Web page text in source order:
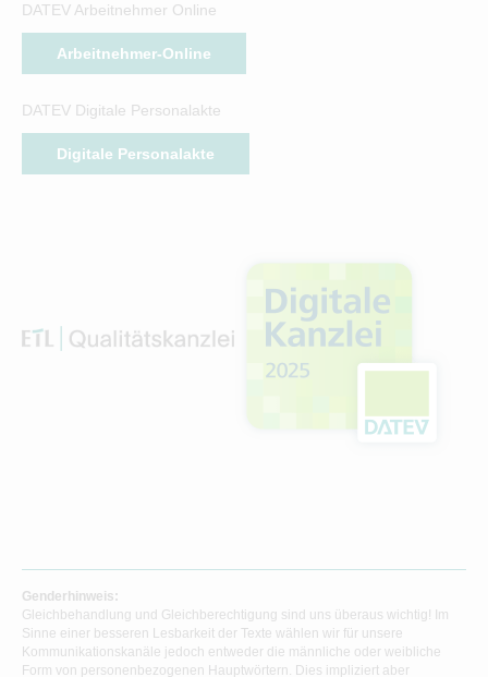
DATEV Arbeitnehmer Online
Arbeitnehmer-Online
DATEV Digitale Personalakte
Digitale Personalakte
Genderhinweis:
Gleichbehandlung und Gleichberechtigung sind uns überaus wichtig! Im
Sinne einer besseren Lesbarkeit der Texte wählen wir für unsere
Kommunikationskanäle jedoch entweder die männliche oder weibliche
Form von personenbezogenen Hauptwörtern. Dies impliziert aber